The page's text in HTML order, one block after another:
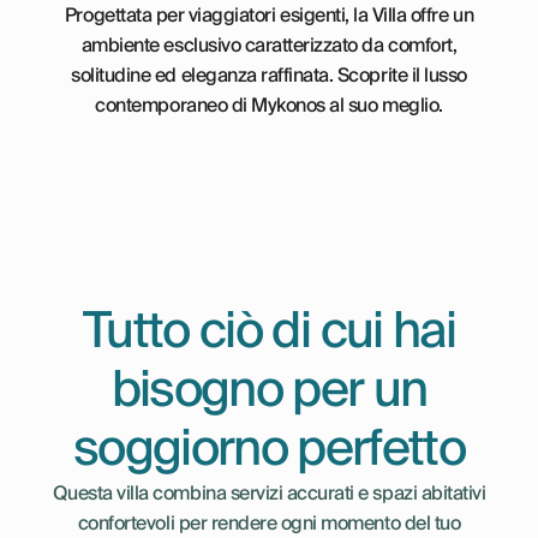
Progettata per viaggiatori esigenti, la Villa offre un
ambiente esclusivo caratterizzato da comfort,
solitudine ed eleganza raffinata. Scoprite il lusso
contemporaneo di Mykonos al suo meglio.
Tutto ciò di cui hai
bisogno per un
soggiorno perfetto
Questa villa combina servizi accurati e spazi abitativi
confortevoli per rendere ogni momento del tuo